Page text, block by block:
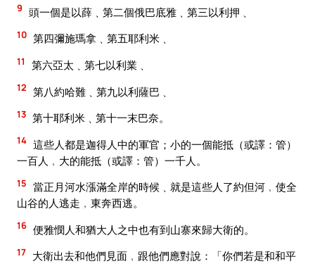
9 頭一個是以薛﹑第二個俄巴底雅﹑第三以利押﹑
10 第四彌施瑪拿﹑第五耶利米﹑
11 第六亞太﹑第七以利業﹑
12 第八約哈難﹑第九以利薩巴﹑
13 第十耶利米﹑第十一末巴奈。
14 這些人都是迦得人中的軍官；小的一個能抵（或譯：管）
一百人﹐大的能抵（或譯：管）一千人。
15 當正月河水漲滿全岸的時候﹑就是這些人了約但河﹐使全
山谷的人逃走﹐東奔西逃。
16 便雅憫人和猶大人之中也有到山寨來歸大衛的。
17 大衛出去和他們見面﹐跟他們應對說：「你們若是和和平